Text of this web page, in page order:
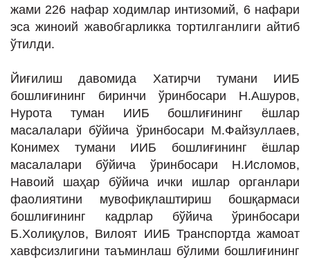
жами 226 нафар ходимлар интизомий, 6 нафари
эса жиноий жавобгарликка тортилганлиги айтиб
ўтилди.
Йиғилиш давомида Хатирчи тумани ИИБ
бошлиғининг биринчи ўринбосари Н.Ашуров,
Нурота туман ИИБ бошлиғининг ёшлар
масалалари бўйича ўринбосари М.Файзуллаев,
Конимех тумани ИИБ бошлиғининг ёшлар
масалалари бўйича ўринбосари Н.Исломов,
Навоий шаҳар бўйича ички ишлар органлари
фаолиятини мувофиқлаштириш бошқармаси
бошлиғининг кадрлар бўйича ўринбосари
Б.Холиқулов, Вилоят ИИБ Транспортда жамоат
хавфсизлигини таъминлаш бўлими бошлиғининг